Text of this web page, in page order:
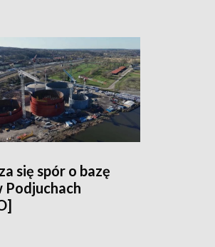
się spór o bazę
Podjuchach